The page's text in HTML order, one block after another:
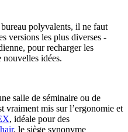
polyvalents, il ne faut
versions les plus diverses -
pour recharger les
nouvelles idées.
salle de séminaire ou de
vraiment mis sur l’ergonomie et
, idéale pour des
, le siège synonyme